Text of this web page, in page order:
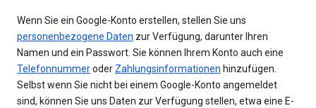
Wenn Sie ein Google-Konto erstellen, stellen Sie uns
personenbezogene Daten zur Verfügung, darunter Ihren
Namen und ein Passwort. Sie können Ihrem Konto auch eine
Telefonnummeroder Zahlungsinformationen hinzufügen.
Selbst wenn Sie nicht bei einem Google-Konto angemeldet
sind, können Sie uns Daten zur Verfügung stellen, etwa eine E-